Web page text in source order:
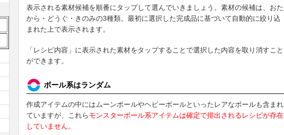
表示される素材候補を順番にタップして選んでいきましょう。素材の候補は、おた
から・どうぐ・きのみの3種類。最初に選択した完成品に基づいて自動的に絞り込
まれた上で表示されます。
「レシピ内容」に表示された素材をタップすることで選択した内容を取り消すこと
ができます。
ボール系はランダム
作成アイテムの中にはムーンボールやヘビーボールといったレアなボールも含まれ
ていますが、これらモンスターボール系アイテムは確定で排出されるレシピが存在
していません。